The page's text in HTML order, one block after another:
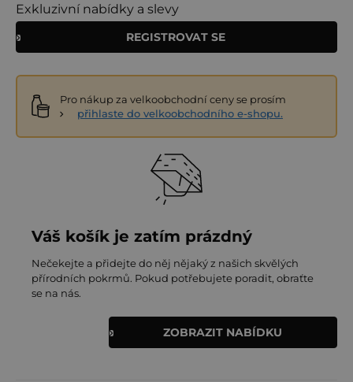
Exkluzivní nabídky a slevy
REGISTROVAT SE
Pro nákup za velkoobchodní ceny se prosím
přihlaste do velkoobchodního e-shopu.
Váš košík je zatím prázdný
Nečekejte a přidejte do něj nějaký z našich skvělých
přírodních pokrmů. Pokud potřebujete poradit, obraťte
se na nás.
ZOBRAZIT NABÍDKU